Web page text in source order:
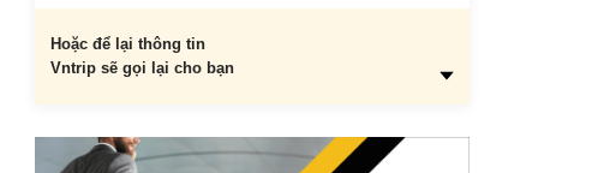
Hoặc để lại thông tin
Vntrip sẽ gọi lại cho bạn